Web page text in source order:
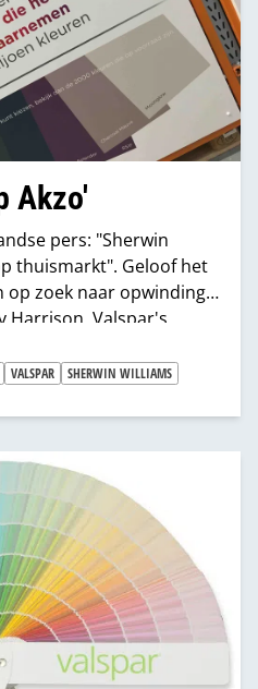
Akzo'
pers: "Sherwin
thuismarkt". Geloof het
op zoek naar opwinding
Harrison, Valspar's
"Onze entree in
is niet specifiek gericht
VALSPAR
SHERWIN WILLIAMS